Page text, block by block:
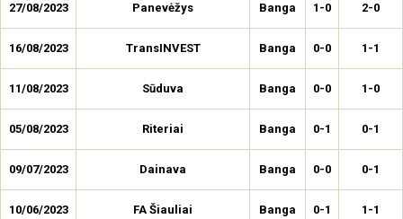
27/08/2023 Panevėžys Banga 1-0 2-0
16/08/2023 TransINVEST Banga 0-0 1-1
11/08/2023 Sūduva Banga 0-0 1-0
05/08/2023 Riteriai Banga 0-1 0-1
09/07/2023 Dainava Banga 0-0 0-1
10/06/2023 FA Šiauliai Banga 0-1 1-1